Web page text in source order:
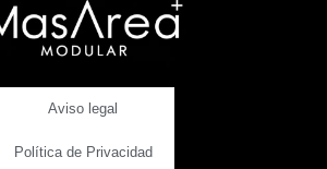
Aviso legal
Política de Privacidad